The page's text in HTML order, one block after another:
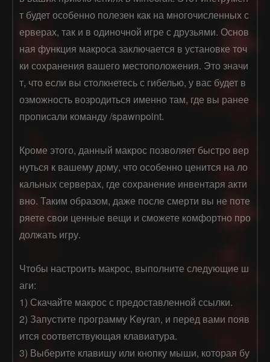
т будет особенно полезен как на многочисленных с
ерверах, так и в одиночной игре с друзьями. Основ
ная функция макроса заключается в установке точ
ки сохранения вашего местоположения. Это значи
т, что если вы столкнетесь с гибелью, у вас будет в
озможность возродиться именно там, где вы ранее
прописали команду /spawnpoint.
Кроме этого, данный макрос позволяет быстро вер
нуться к вашему дому, что особенно ценится на ло
кальных серверах, где сохранение инвентаря акти
вно. Таким образом, даже после смерти вы не поте
ряете свои ценные вещи и сможете комфортно про
должать игру.
Чтобы настроить макрос, выполните следующие ш
аги:
1) Скачайте макрос с предоставленной ссылки.
2) Запустите программу Keyran, и перед вами появ
ится соответствующая клавиатура.
3) Выберите клавишу или кнопку мыши, которая бу